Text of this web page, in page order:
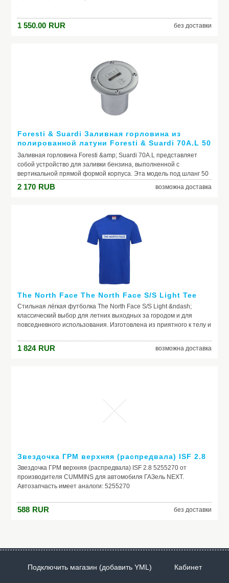
Модель: Сфинкс 1.10
1 550.00 RUR без доставки
Foresti & Suardi Заливная горловина из
полированной латуни Foresti & Suardi 70A.L 50
мм бензин
Заливная горловина Foresti &amp; Suardi 70A.L представляет
собой устройство для заливки бензина, выполненной с
вертикальной прямой формой корпуса. Эта модель под шланг 50
мм отличается крышкой, которая закрывается ключами Foresti
Модель: Заливная горловина из полированной латуни
Foresti & Suardi 70A.L 50 мм бензин
2 170 RUB возможна доставка
The North Face The North Face S/S Light Tee
Стильная лёгкая футболка The North Face S/S Light &ndash;
классический выбор для летних выходных за городом и для
повседневного использования. Изготовлена из приятного к телу и
100% хлопка. Принт на груди и фирменный логотип на спине.
Материал: 100% хлопок Логотип на спине Принт на груди
1 824 RUR возможна доставка
Звездочка ГРМ верхняя (распредвала) ISF 2.8
Звездочка ГРМ верхняя (распредвала) ISF 2.8 5255270 от
производителя CUMMINS для автомобиля ГАЗель NEXT.
Автозапчасть имеет аналоги: 5255270
588 RUR без доставки
Подключить магазин (добавить YML) Кабинет